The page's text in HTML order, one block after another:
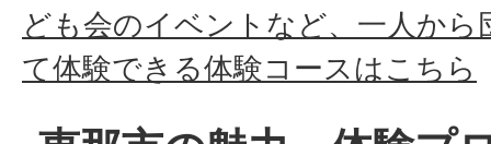
ども会のイベントなど、一人か
て体験できる体験コースはこちら